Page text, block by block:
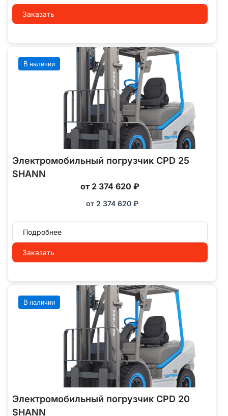
Заказать
В наличии
Электромобильный погрузчик CPD 25
SHANN
от 2 374 620 ₽
от 2 374 620 ₽
Подробнее
Заказать
В наличии
Электромобильный погрузчик CPD 20
SHANN